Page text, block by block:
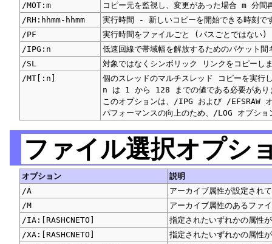
/MOT:m
コピー元を監視し、変更があった場合 m 分間
/RH:hhmm-hhmm
実行時間 - 新しいコピーを開始できる時刻で
/PF
実行時間をファイルごと (パスごとではない)
/IPG:n
低速回線で帯域幅を解放するためのパケット
/SL
対象ではなくシンボリック リンクをコピーし
/MT[:n]
個のスレッドのマルチスレッド コピーを実
n は 1 から 128 までの値である必要があり
このオプションは、/IPG および /EFSRAW
パフォーマンスの向上のため、/LOG オプシ
ファイル選択オプシ
オプション
説明
/A
アーカイブ属性が設定され
/M
アーカイブ属性のあるファ
/IA:[RASHCNETO]
指定されたいずれかの属性
/XA:[RASHCNETO]
指定されたいずれかの属性